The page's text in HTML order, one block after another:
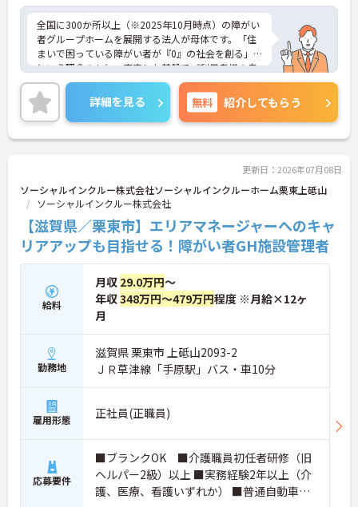
全国に300か所以上（※2025年10月時点）の障がい
者グループホームを展開する法人が母体です。「住
まいで困っている障がい者が『0』の社会を創る」
という理念のもと、安定した基盤でご利用者様の自
立を支援しています。週1日からの勤務が可能で、W
ワークや扶養内での勤務も歓迎しており、ご自身の
ペースで働けます。20代から60代まで幅広い世代が
活躍中で、未経験や無資格の方でも安心してスター
トできるよう、先輩スタッフが丁寧にサポートしま
境です。正社員登用制度や産休・育休制度も整って
いるため、ライフステージに合わせて長く働き続け
られます。介護に挑戦したい方や、空いた時間を有
効活用したい方におすすめです。ご興味のある方は
詳細等をお伝えしますので、お気軽にお問い合わせ
ください。
詳細を見る 無料 紹介してもらう
更新日：2026年07月08日
ソーシャルインクルー株式会社ソーシャルインクルーホーム栗東上砥山
ソーシャルインクルー株式会社
【滋賀県／栗東市】エリアマネージャーへのキャ
リアアップも目指せる！障がい者GH施設管理者
給料
月収 29.0万円～
年収348万円～479万円程度 ※月給×12ヶ
月
勤務地
滋賀県 栗東市 上砥山2093-2
ＪＲ草津線「手原駅」バス・車10分
雇用形態 正社員(正職員)
応募要件
■ブランクOK ■介護職員初任者研修（旧
ヘルパー2級）以上 ■実務経験2年以上（介
護、医療、看護いずれか） ■普通自動車運